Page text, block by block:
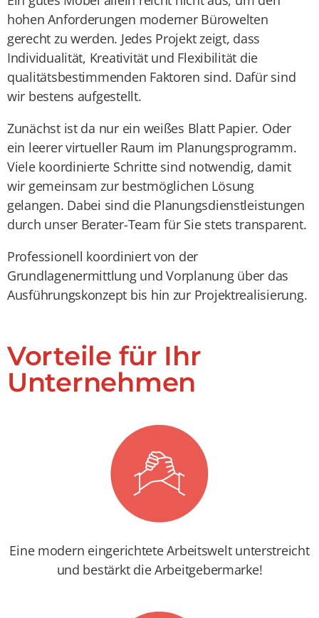
hohen Anforderungen moderner Bürowelten
gerecht zu werden. Jedes Projekt zeigt, dass
Individualität, Kreativität und Flexibilität die
qualitätsbestimmenden Faktoren sind. Dafür sind
wir bestens aufgestellt.
Zunächst ist da nur ein weißes Blatt Papier. Oder
ein leerer virtueller Raum im Planungsprogramm.
Viele koordinierte Schritte sind notwendig, damit
wir gemeinsam zur bestmöglichen Lösung
gelangen. Dabei sind die Planungsdienstleistungen
durch unser Berater-Team für Sie stets transparent.
Professionell koordiniert von der
Grundlagenermittlung und Vorplanung über das
Ausführungskonzept bis hin zur Projektrealisierung.
Vorteile für Ihr
Unternehmen
Eine modern eingerichtete Arbeitswelt unterstreicht
und bestärkt die Arbeitgebermarke!